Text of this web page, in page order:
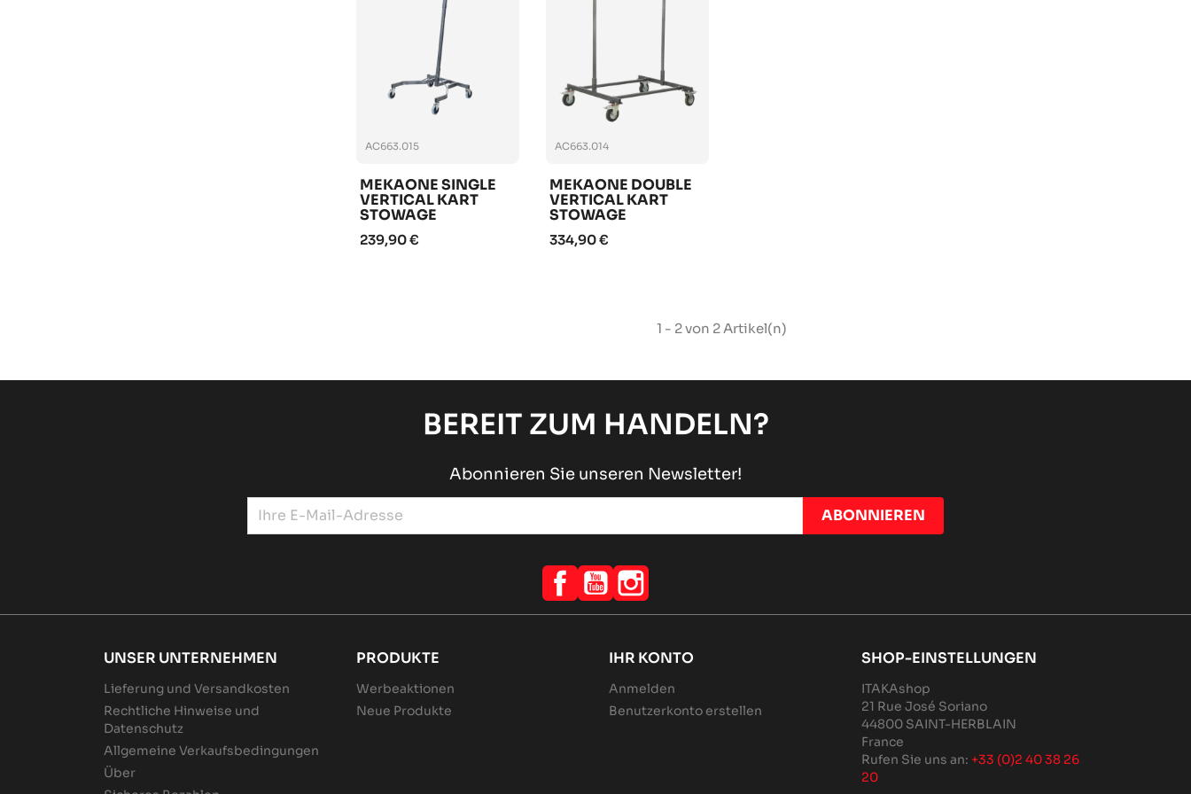
AC663.015
MEKAONE SINGLE
VERTICAL KART
STOWAGE
239,90 €
AC663.014
MEKAONE DOUBLE
VERTICAL KART
STOWAGE
334,90 €
1 - 2 von 2 Artikel(n)
BEREIT ZUM HANDELN?
Abonnieren Sie unseren Newsletter!
Facebook
YouTube
UNSER UNTERNEHMEN
Lieferung und Versandkosten
Rechtliche Hinweise und
Datenschutz
Allgemeine Verkaufsbedingungen
Über
PRODUKTE
Werbeaktionen
Neue Produkte
IHR KONTO
Anmelden
Benutzerkonto erstellen
SHOP-EINSTELLUNGEN
ITAKAshop
21 Rue José Soriano
44800 SAINT-HERBLAIN
France
Rufen Sie uns an: +33 (0)2 40 38 26
20